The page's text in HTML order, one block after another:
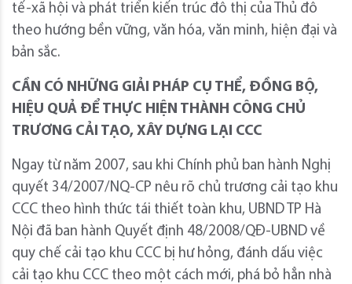
tế-xã hội và phát triển kiến trúc đô thị của Thủ đô
theo hướng bền vững, văn hóa, văn minh, hiện đại và
bản sắc.
CẦN CÓ NHỮNG GIẢI PHÁP CỤ THỂ, ĐỒNG BỘ,
HIỆU QUẢ ĐỂ THỰC HIỆN THÀNH CÔNG CHỦ
TRƯƠNG CẢI TẠO, XÂY DỰNG LẠI CCC
Ngay từ năm 2007, sau khi Chính phủ ban hành Nghị
quyết 34/2007/NQ-CP nêu rõ chủ trương cải tạo khu
CCC theo hình thức tái thiết toàn khu, UBND TP Hà
Nội đã ban hành Quyết định 48/2008/QĐ-UBND về
quy chế cải tạo khu CCC bị hư hỏng, đánh dấu việc
cải tạo khu CCC theo một cách mới, phá bỏ hẳn nhà